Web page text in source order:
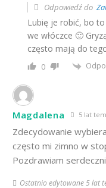
Odpowiedź do
Lubię je robić, bo
we włóczce 🙂
często mają do
0
Magdalena 5 lat
Zdecydowanie
często mi zimno w
Pozdrawiam
Ostatnio edytowane 5 lat